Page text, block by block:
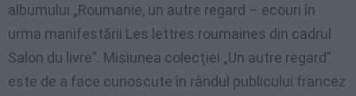
albumului „Roumanie, un autre regard – ecouri în
urma manifestării Les lettres roumaines din cadrul
Salon du livre”. Misiunea colecţiei „Un autre regard”
este de a face cunoscute în rândul publicului francez